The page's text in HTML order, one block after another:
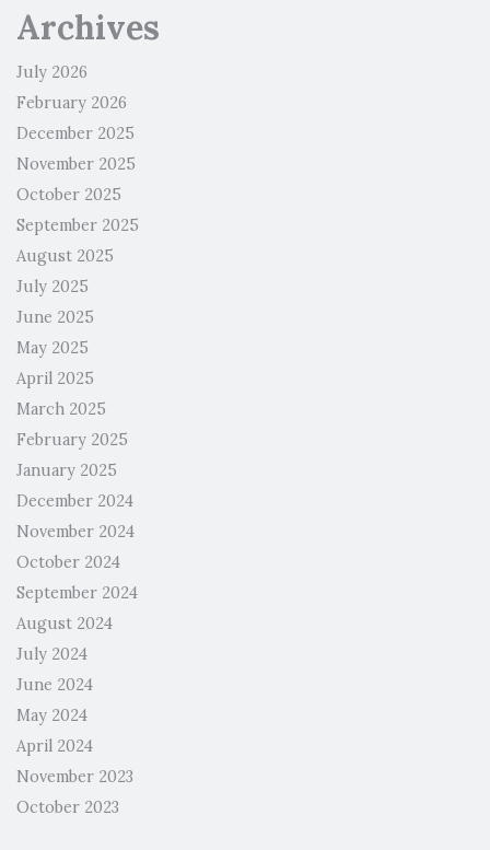
Archives
July 2026
February 2026
December 2025
November 2025
October 2025
September 2025
August 2025
July 2025
June 2025
May 2025
April 2025
March 2025
February 2025
January 2025
December 2024
November 2024
October 2024
September 2024
August 2024
July 2024
June 2024
May 2024
April 2024
November 2023
October 2023